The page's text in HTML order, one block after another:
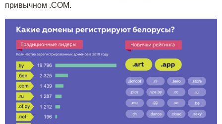
привычном .COM.